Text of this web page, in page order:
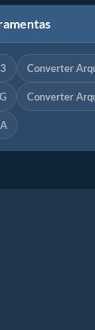
Converter
Converter